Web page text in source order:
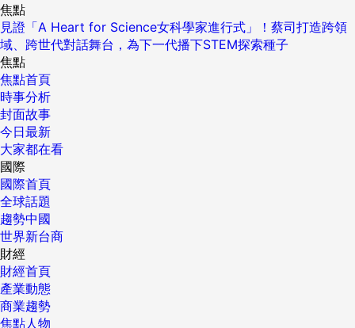
焦點
見證「A Heart for Science女科學家進行式」！蔡司打造跨領
域、跨世代對話舞台，為下一代播下STEM探索種子
焦點
焦點首頁
時事分析
封面故事
今日最新
大家都在看
國際
國際首頁
全球話題
趨勢中國
世界新台商
財經
財經首頁
產業動態
商業趨勢
焦點人物